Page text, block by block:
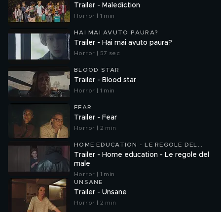
Trailer - Malediction
Horror | 1 min
HAI MAI AVUTO PAURA?
Trailer - Hai mai avuto paura?
Horror | 57 sec
BLOOD STAR
Trailer - Blood star
Horror | 1 min
FEAR
Trailer - Fear
Horror | 2 min
HOME EDUCATION - LE REGOLE DEL
MALE
Trailer - Home education - Le regole del
male
Horror | 1 min
UNSANE
Trailer - Unsane
Horror | 2 min